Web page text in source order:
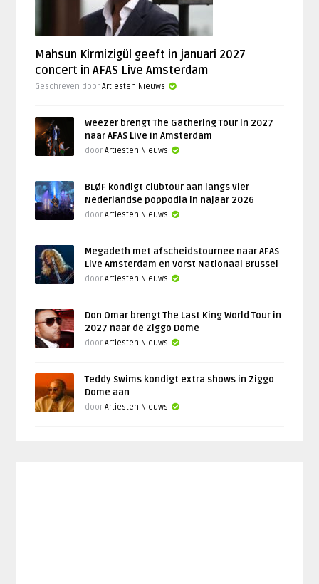
Mahsun Kirmizigül geeft in januari 2027
concert in AFAS Live Amsterdam
Geschreven doorArtiesten Nieuws
Weezer brengt The Gathering Tour in 2027
naar AFAS Live in Amsterdam
doorArtiesten Nieuws
BLØF kondigt clubtour aan langs vier
Nederlandse poppodia in najaar 2026
doorArtiesten Nieuws
Megadeth met afscheidstournee naar AFAS
Live Amsterdam en Vorst Nationaal Brussel
doorArtiesten Nieuws
Don Omar brengt The Last King World Tour in
2027 naar de Ziggo Dome
doorArtiesten Nieuws
Teddy Swims kondigt extra shows in Ziggo
Dome aan
doorArtiesten Nieuws